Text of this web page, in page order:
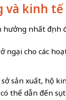
và kinh
nhất định
ngại cho các
sở sản xuất, hộ
thể dẫn đến